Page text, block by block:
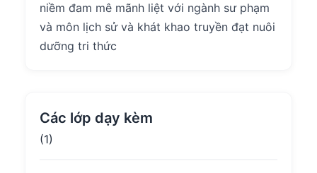
niềm đam mê mãnh liệt với ngành sư phạm
và môn lịch sử và khát khao truyền đạt nuôi
dưỡng tri thức
Các lớp dạy kèm
(1)